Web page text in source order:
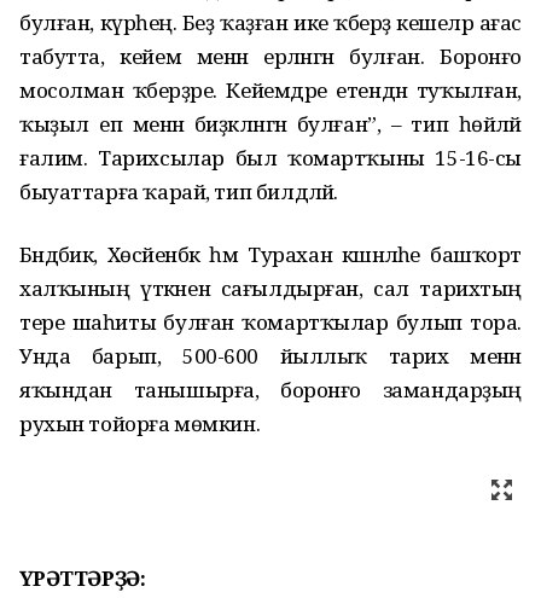
булған, күрәһең. Беҙ ҡаҙған ике ҡәберҙә кешеләр ағас
табутта, кейем менән ерләнгән булған. Боронғо
мосолман ҡәберҙәре. Кейемдәре етендән туҡылған,
ҡыҙыл еп менән биҙәкләнгән булған”, – тип һөйләй
ғалим. Тарихсылар был ҡомартҡыны 15-16-сы
быуаттарға ҡарай, тип билдәләй.
Бәндәбикә, Хөсәйенбәк һәм Турахан кәшәнәләһе башҡорт
халҡының үткәнен сағылдырған, сал тарихтың
тере шаһиты булған ҡомартҡылар булып тора.
Унда барып, 500-600 йыллыҡ тарих менән
яҡындан танышырға, боронғо замандарҙың
рухын тойорға мөмкин.
ҺҮРӘТТӘРҘӘ: